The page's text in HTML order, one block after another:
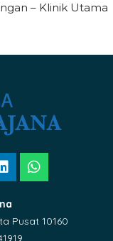
– Klinik Utama
Pusat 10160